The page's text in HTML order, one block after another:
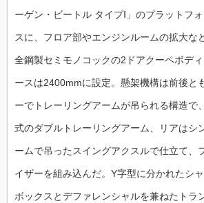
ーゲン・ビートル タイプⅠ」のプラットフ
スに、フロア部やエンジンルームの拡大な
全鋼製セミモノコックの2ドアクーペボデ
ースは2400mmに設定。懸架機構は前後と
ーでトレーリングアームが吊られる構造で
式のダブルトレーリングアーム、リアはシ
ームで吊ったスイングアクスルで仕立て、
イザーを組み込んだ。Y字型に分かれたシ
ボックスとデファレンシャルを兼ねたトラ